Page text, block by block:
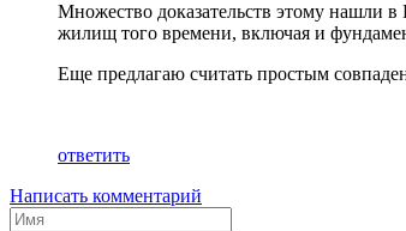
Множество доказательств
жилищ того времени, включая и
Еще предлагаю считать простым
ответить
Написать комментарий